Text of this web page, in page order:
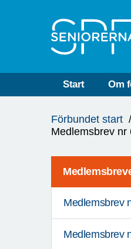
Start Om
är
Förbundet start
Medlemsbrev nr
Medlemsbrev
Medlemsbrev